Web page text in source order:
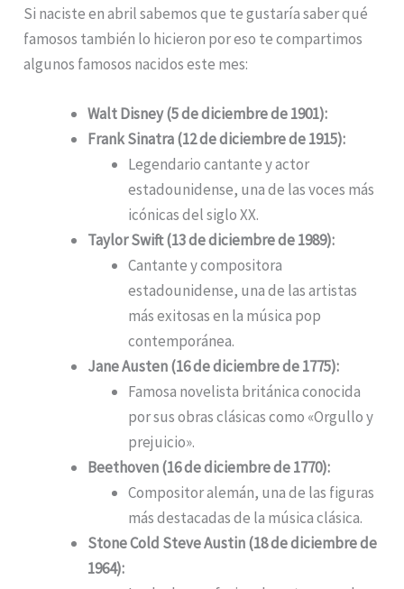
Si naciste en abril sabemos que te gustaría saber qué
famosos también lo hicieron por eso te compartimos
algunos famosos nacidos este mes:
Walt Disney (5 de diciembre de 1901):
Frank Sinatra (12 de diciembre de 1915):
Legendario cantante y actor
estadounidense, una de las voces más
icónicas del siglo XX.
Taylor Swift (13 de diciembre de 1989):
Cantante y compositora
estadounidense, una de las artistas
más exitosas en la música pop
contemporánea.
Jane Austen (16 de diciembre de 1775):
Famosa novelista británica conocida
por sus obras clásicas como «Orgullo y
prejuicio».
Beethoven (16 de diciembre de 1770):
Compositor alemán, una de las figuras
más destacadas de la música clásica.
Stone Cold Steve Austin (18 de diciembre de
1964):